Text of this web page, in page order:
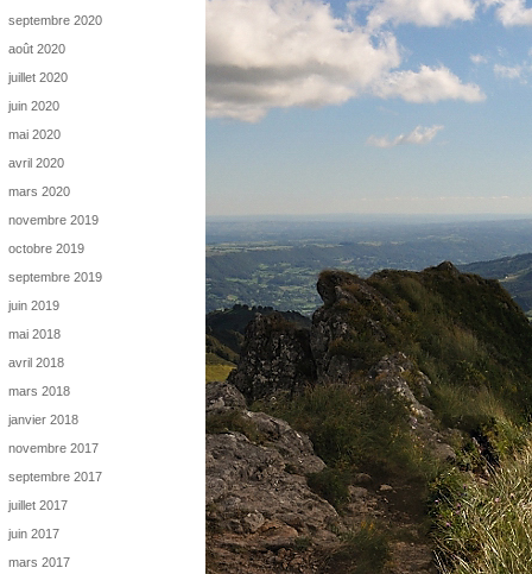
septembre 2020
août 2020
juillet 2020
juin 2020
mai 2020
avril 2020
mars 2020
novembre 2019
octobre 2019
septembre 2019
juin 2019
mai 2018
avril 2018
mars 2018
janvier 2018
novembre 2017
septembre 2017
juillet 2017
juin 2017
mars 2017